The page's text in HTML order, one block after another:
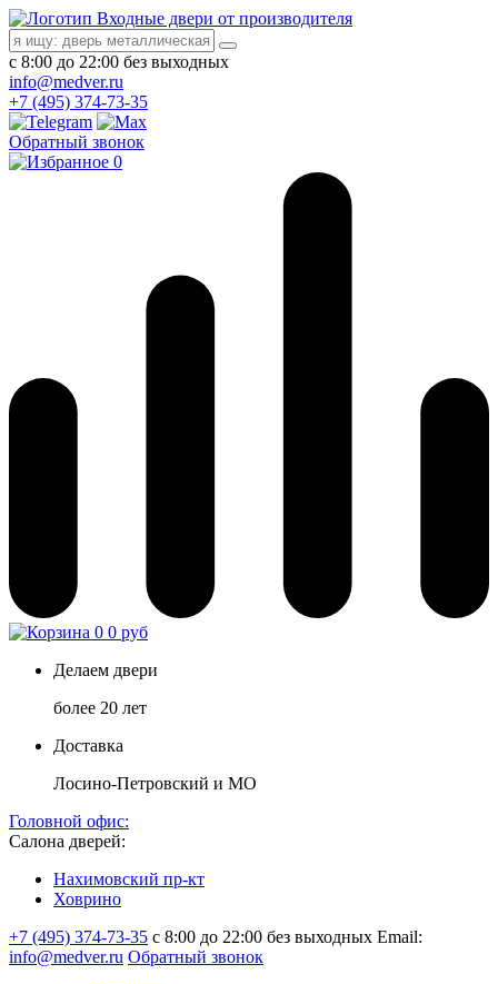
Входные двери от производителя
с 8:00 до 22:00 без выходных
info@medver.ru
+7 (495) 374-73-35
Обратный звонок
0
0 0 руб
Делаем двери
более 20 лет
Доставка
Лосино-Петровский и МО
Головной офис:
Салона дверей:
Нахимовский пр-кт
Ховрино
+7 (495) 374-73-35 с 8:00 до 22:00 без выходных Email:
info@medver.ru Обратный звонок